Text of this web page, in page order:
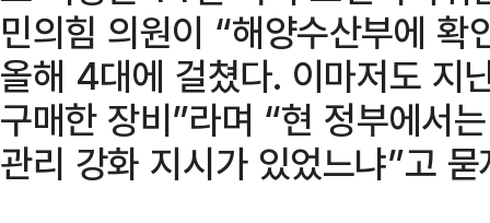
민의힘 의원이 “해양수산부에 확
올해 4대에 걸쳤다. 이마저도 지
구매한 장비”라며 “현 정부에서
관리 강화 지시가 있었느냐”고